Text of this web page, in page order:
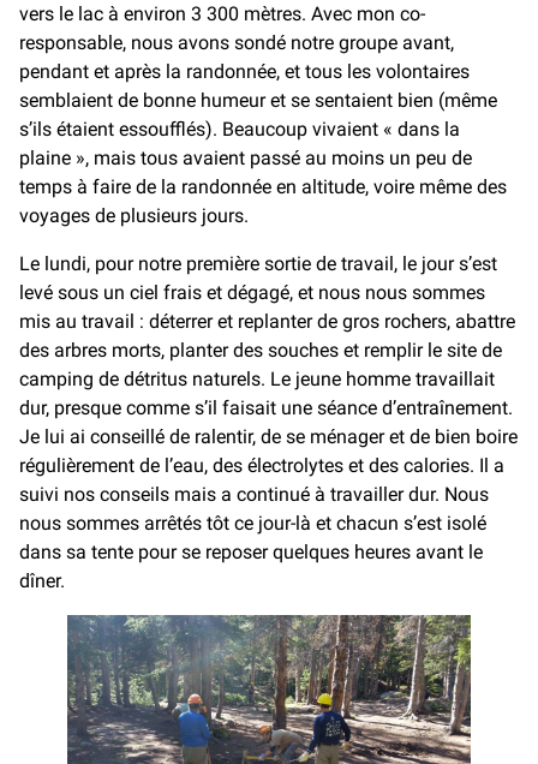
vers le lac à environ 3 300 mètres. Avec mon co-
responsable, nous avons sondé notre groupe avant,
pendant et après la randonnée, et tous les volontaires
semblaient de bonne humeur et se sentaient bien (même
s’ils étaient essoufflés). Beaucoup vivaient « dans la
plaine », mais tous avaient passé au moins un peu de
temps à faire de la randonnée en altitude, voire même des
voyages de plusieurs jours.
Le lundi, pour notre première sortie de travail, le jour s’est
levé sous un ciel frais et dégagé, et nous nous sommes
mis au travail : déterrer et replanter de gros rochers, abattre
des arbres morts, planter des souches et remplir le site de
camping de détritus naturels. Le jeune homme travaillait
dur, presque comme s’il faisait une séance d’entraînement.
Je lui ai conseillé de ralentir, de se ménager et de bien boire
régulièrement de l’eau, des électrolytes et des calories. Il a
suivi nos conseils mais a continué à travailler dur. Nous
nous sommes arrêtés tôt ce jour-là et chacun s’est isolé
dans sa tente pour se reposer quelques heures avant le
dîner.